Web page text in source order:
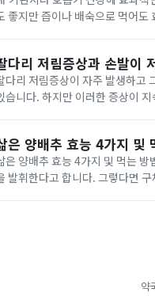
좋지만 즙이나 배숙으로 먹어도
다리 저림증상과 손발이
다리 저림증상이 자주 발생하고
습니다. 하지만 이러한 증상이
은 양배추 효능 4가지 및
양배추 효능 4가지 및 먹는 방법 위염에 좋은 것으로 알려져 있는 채소인 양배추는 특히 삶아 먹으면 더욱 좋은
발휘한다고 합니다. 그렇다면 구
약